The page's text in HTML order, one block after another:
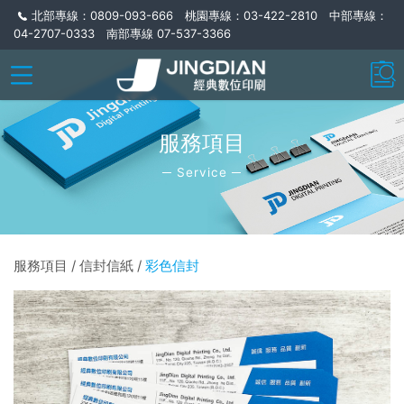
北部專線：0809-093-666 桃園專線：03-422-2810 中部專線：
04-2707-0333 南部專線 07-537-3366
服務項目
─ Service ─
服務項目 / 信封信紙 / 彩色信封